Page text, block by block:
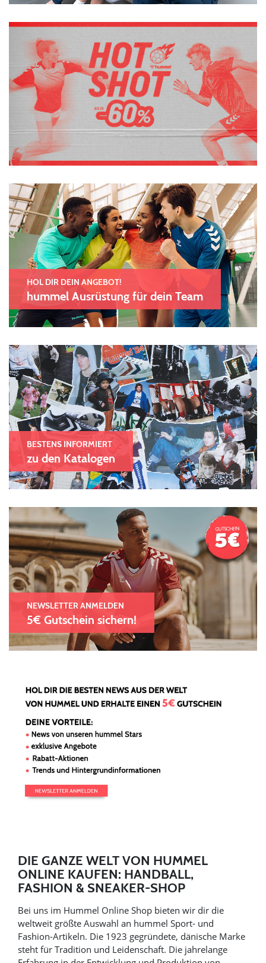
HOL DIR DEIN ANGEBOT!
hummel Ausrüstung für dein Team
BESTENS INFORMIERT
zu den Katalogen
NEWSLETTER ANMELDEN
5€ Gutschein sichern!
DIE GANZE WELT VON HUMMEL
ONLINE KAUFEN: HANDBALL,
FASHION & SNEAKER-SHOP
Bei uns im Hummel Online Shop bieten wir dir die
weltweit größte Auswahl an hummel Sport- und
Fashion-Artikeln. Die 1923 gegründete, dänische Marke
steht für Tradition und Leidenschaft. Die jahrelange